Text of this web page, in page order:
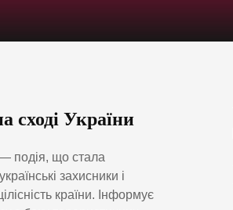
сході України
— подія, що стала
захисники і
країни. Інформує